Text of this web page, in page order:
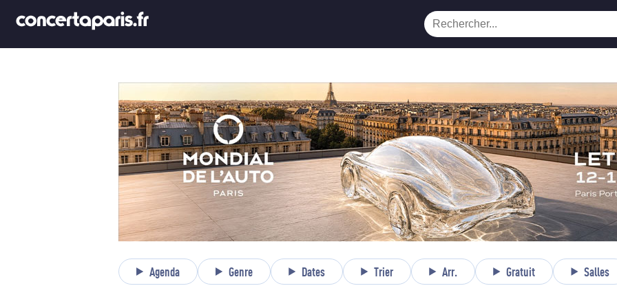
Agenda Genre Dates Trier Arr. Gratuit Salles